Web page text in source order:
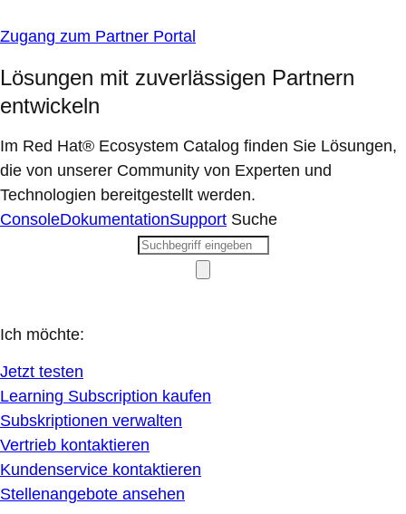
Zugang zum Partner Portal
Lösungen mit zuverlässigen Partnern
entwickeln
Im Red Hat® Ecosystem Catalog finden Sie Lösungen,
die von unserer Community von Experten und
Technologien bereitgestellt werden.
ConsoleDokumentationSupport Suche
Ich möchte:
Jetzt testen
Learning Subscription kaufen
Subskriptionen verwalten
Vertrieb kontaktieren
Kundenservice kontaktieren
Stellenangebote ansehen